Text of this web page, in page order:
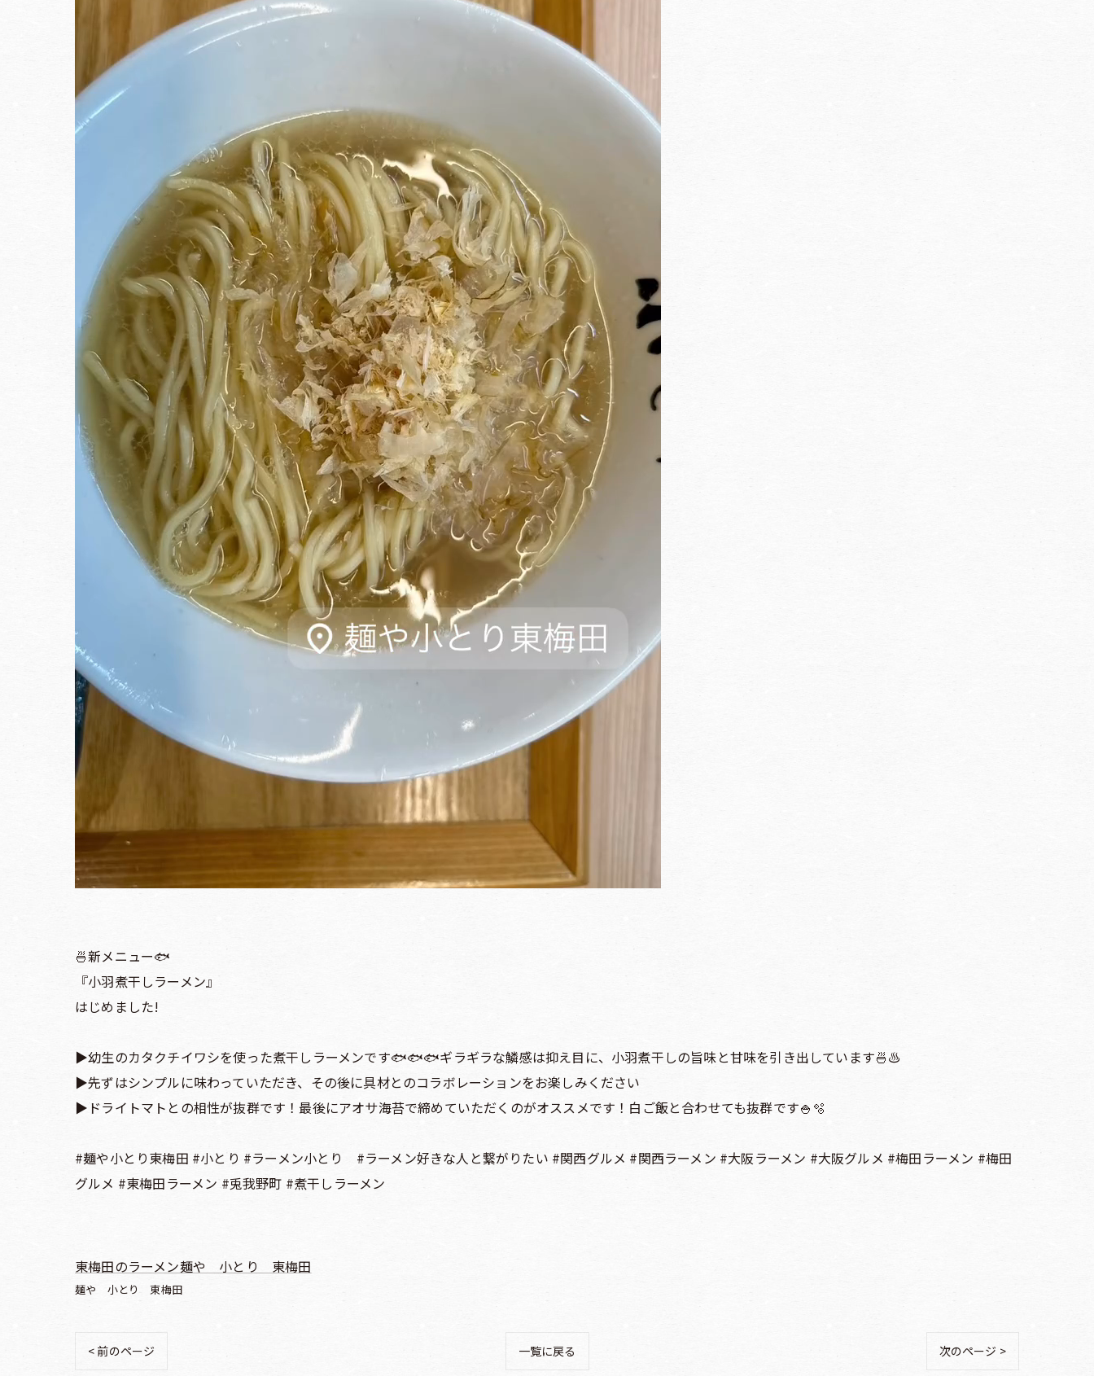
🍜新メニュー🐟
『小羽煮干しラーメン』
はじめました!
▶︎幼生のカタクチイワシを使った煮干しラーメンです🐟🐟🐟ギラギラな鱗感は抑え目に、小羽煮干しの旨味と甘味を引き出しています🍜♨️
▶︎先ずはシンプルに味わっていただき、その後に具材とのコラボレーションをお楽しみください
▶︎ドライトマトとの相性が抜群です！最後にアオサ海苔で締めていただくのがオススメです！白ご飯と合わせても抜群です🍚🫧
#麺や小とり東梅田 #小とり #ラーメン小とり #ラーメン好きな人と繋がりたい #関西グルメ #関西ラーメン #大阪ラーメン #大阪グルメ #梅田ラーメン #梅田
グルメ #東梅田ラーメン #兎我野町 #煮干しラーメン
東梅田のラーメン麺や 小とり 東梅田
麺や 小とり 東梅田
< 前のページ 一覧に戻る 次のページ >